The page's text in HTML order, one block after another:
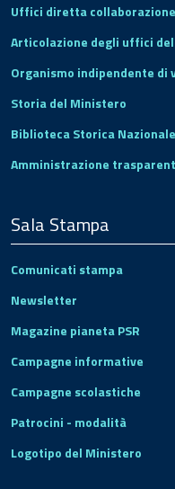
Uffici diretta
Articolazione degli uffici
Organismo indipendente
Storia del Ministero
Biblioteca Storica
Amministrazione
Sala Stampa
Comunicati stampa
Newsletter
Magazine pianeta PSR
Campagne informative
Campagne scolastiche
Patrocini - modalità
Logotipo del Ministero